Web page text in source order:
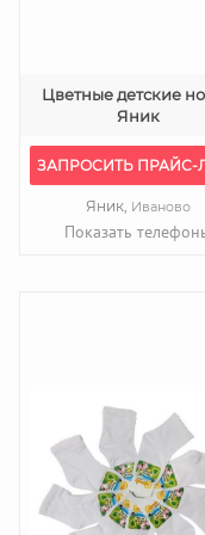
Цветные детские
Яник
ЗАПРОСИТЬ ПРАЙС-
Яник, Иваново
Показать